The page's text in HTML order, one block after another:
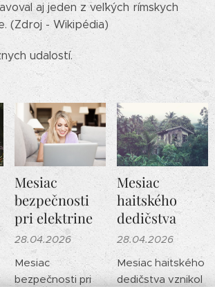
aj jeden z veľkých rímskych
(Zdroj - Wikipédia)
udalostí.
Mesiac
bezpečnosti
pri elektrine
28.04.2026
Mesiac
bezpečnosti pri
Mesiac
haitského
dedičstva
28.04.2026
Mesiac haitského
dedičstva vznikol